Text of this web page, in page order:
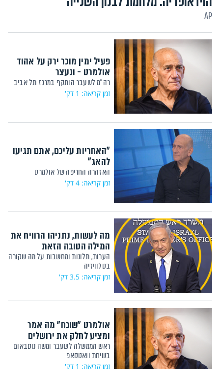
AP
פעיל ימין מוכר ירק על אהוד
אולמרט - ונעצר
רה"מ לשעבר הותקף במרכז תל אביב
זמן קריאה: 1 דק'
"האחריות עליכם, אתם תגיעו
להאג"
האזהרה החריפה של אולמרט
זמן קריאה: 4 דק'
מה לעשות, נתניהו הרוויח את
המילה הטובה הזאת
הערות, תלונות ומחשבות על מה שקורה
בטלוויזיה
זמן קריאה: 3.5 דק'
אולמרט "שוכח" מה אמר
ומציע לחלק את ירושלים
ראש הממשלה לשעבר ומשה נוסבאום
בשיחת וואטסאפ
זמן קריאה: 1 דק'